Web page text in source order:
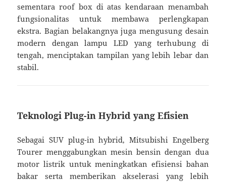
sementara roof box di atas kendaraan menambah
fungsionalitas untuk membawa perlengkapan
ekstra. Bagian belakangnya juga mengusung desain
modern dengan lampu LED yang terhubung di
tengah, menciptakan tampilan yang lebih lebar dan
stabil.
Teknologi Plug-in Hybrid yang Efisien
Sebagai SUV plug-in hybrid, Mitsubishi Engelberg
Tourer menggabungkan mesin bensin dengan dua
motor listrik untuk meningkatkan efisiensi bahan
bakar serta memberikan akselerasi yang lebih